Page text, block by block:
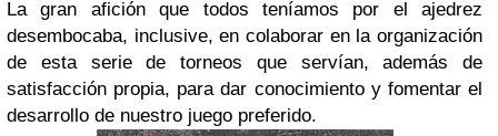
La gran afición que todos teníamos por el ajedrez
desembocaba, inclusive, en colaborar en la organización
de esta serie de torneos que servían, además de
satisfacción propia, para dar conocimiento y fomentar el
desarrollo de nuestro juego preferido.